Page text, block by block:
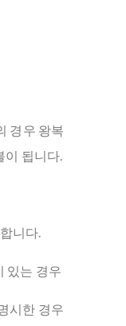
경우 왕복
이 됩니다.
니다.
있는 경우
시한 경우